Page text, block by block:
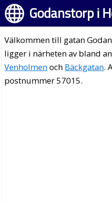
Godanstorp i
Välkommen till gatan
ligger i närheten av bland
Venholmenoch Bäckgatan.
postnummer 57015.